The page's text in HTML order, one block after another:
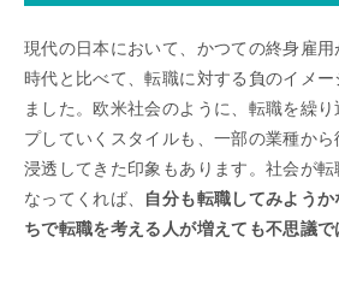
現代の日本において、かつての終身雇
時代と比べて、転職に対する負のイメー
ました。欧米社会のように、転職を繰
プしていくスタイルも、一部の業種か
浸透してきた印象もあります。社会が
なってくれば、 自分も転職してみよう
ちで転職を考える人が増えても不思議で